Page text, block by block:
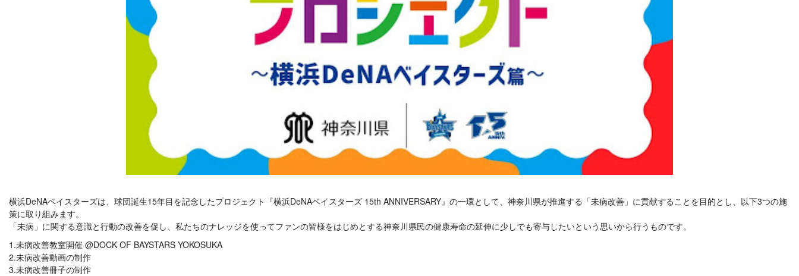
横浜DeNAベイスターズは、球団誕生15年目を記念したプロジェクト『横浜DeNAベイスターズ 15th ANNIVERSARY』の一環として、神奈川県が推進する「未病改善」に貢献することを目的とし、以下3つの施
策に取り組みます。
「未病」に関する意識と行動の改善を促し、私たちのナレッジを使ってファンの皆様をはじめとする神奈川県民の健康寿命の延伸に少しでも寄与したいという思いから行うものです。
1.未病改善教室開催 @DOCK OF BAYSTARS YOKOSUKA
2.未病改善動画の制作
3.未病改善冊子の制作